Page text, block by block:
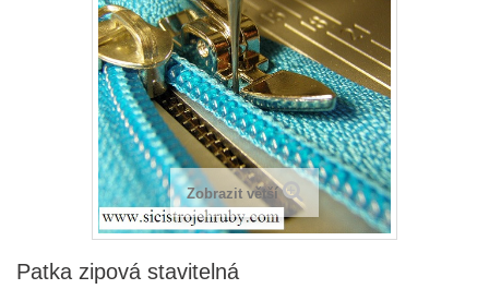
Zobrazit větší
Patka zipová stavitelná